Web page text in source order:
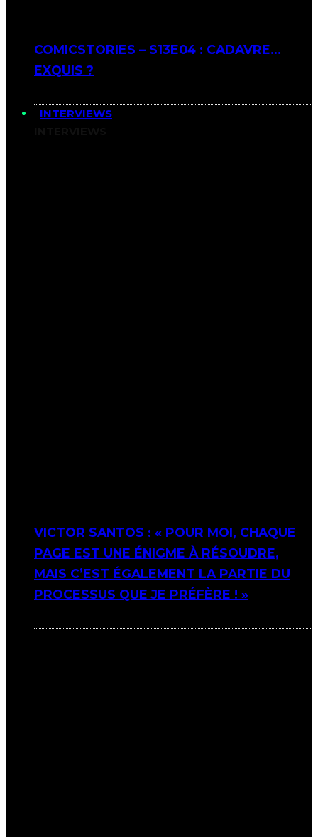
COMICSTORIES – S13E04 : CADAVRE…
EXQUIS ?
INTERVIEWS
VICTOR SANTOS : « POUR MOI, CHAQUE
PAGE EST UNE ÉNIGME À RÉSOUDRE,
MAIS C’EST ÉGALEMENT LA PARTIE DU
PROCESSUS QUE JE PRÉFÈRE ! »